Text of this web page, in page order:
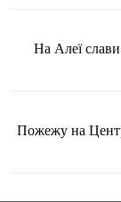
На Алеї
Пожежу на